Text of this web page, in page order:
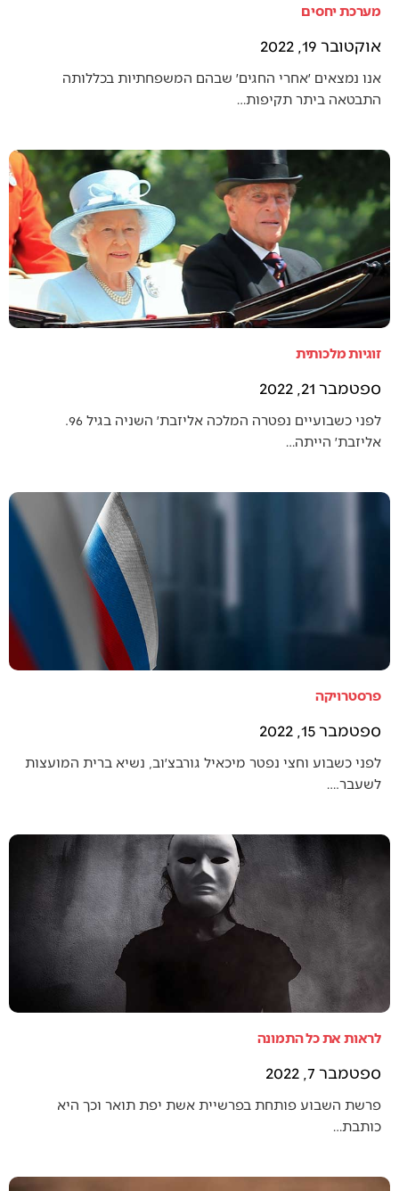
מערכת יחסים
אוקטובר 19, 2022
אנו נמצאים ׳אחרי החגים׳ שבהם המשפחתיות בכללותה
התבטאה ביתר תקיפות…
זוגיות מלכותית
ספטמבר 21, 2022
לפני כשבועיים נפטרה המלכה אליזבת׳ השניה בגיל 96.
אליזבת׳ הייתה…
פרסטרויקה
ספטמבר 15, 2022
לפני כשבוע וחצי נפטר מיכאיל גורבצ׳וב, נשיא ברית המועצות
לשעבר.…
לראות את כל התמונה
ספטמבר 7, 2022
פרשת השבוע פותחת בפרשיית אשת יפת תואר וכך היא
כותבת…